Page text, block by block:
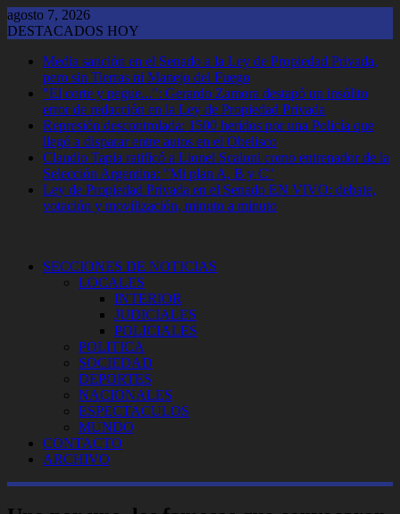
Saltar
al
agosto 7, 2026
DESTACADOS HOY
Media sanción en el Senado a la Ley de Propiedad Privada,
pero sin Tierras ni Manejo del Fuego
"El corte y pegue...": Gerardo Zamora destapó un insólito
error de redacción en la Ley de Propiedad Privada
Represión descontrolada: 1500 heridos por una Policía que
llegó a disparar entre autos en el Obelisco
Claudio Tapia ratificó a Lionel Scaloni como entrenador de la
Selección Argentina: "Mi plan A, B y C"
Ley de Propiedad Privada en el Senado EN VIVO: debate,
votación y movilización, minuto a minuto
SECCIONES DE NOTICIAS
LOCALES
INTERIOR
JUDICIALES
POLICIALES
POLITICA
SOCIEDAD
DEPORTES
NACIONALES
ESPECTACULOS
MUNDO
CONTACTO
ARCHIVO